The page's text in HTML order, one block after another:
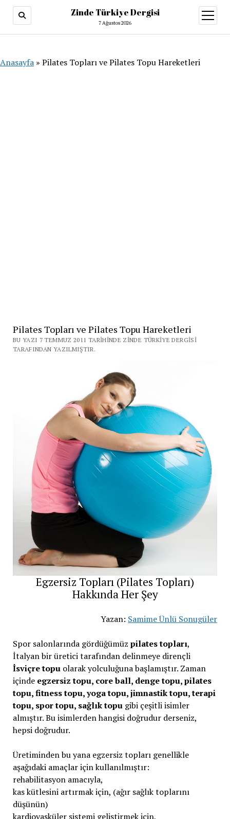
Zinde Türkiye Dergisi
7 Ağustos 2026
aç
Anasayfa » Pilates Topları ve Pilates Topu Hareketleri
Pilates Topları ve Pilates Topu Hareketleri
BU YAZI 7 TEMMUZ 2011 TARIHINDE ZINDE TÜRKIYE DERGISI
TARAFINDAN YAZILMIŞTIR.
Egzersiz Topları (Pilates Topları)
Hakkında Her Şey
Yazan: Samime Ünlü Sonugüler
Spor salonlarında gördüğümüz pilates topları,
İtalyan bir üretici tarafından delinmeye dirençli
İsviçre topuolarak yolculuğuna başlamıştır. Zaman
içinde egzersiz topu, core ball, denge topu, pilates
topu, fitness topu, yoga topu, jimnastik topu, terapi
topu, spor topu, sağlık topugibi çeşitli isimler
almıştır. Bu isimlerden hangisi doğrudur derseniz,
hepsi doğrudur.
Üretiminden bu yana egzersiz topları genellikle
aşağıdaki amaçlar için kullanılmıştır:
rehabilitasyon amacıyla,
kas kütlesini artırmak için, (ağır sağlık toplarını
düşünün)
kardiovasküler sistemi geliştirmek için,